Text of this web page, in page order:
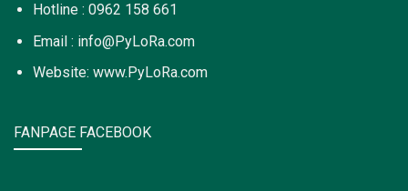
Hotline : 0962 158 661
Email : info@PyLoRa.com
Website: www.PyLoRa.com
FANPAGE FACEBOOK